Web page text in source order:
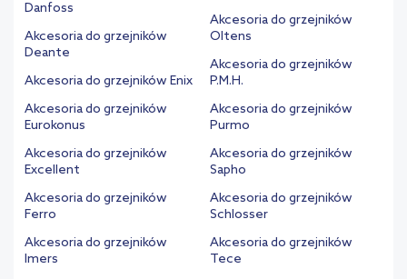
Danfoss
Akcesoria do grzejników
Deante
Akcesoria do grzejników Enix
Akcesoria do grzejników
Eurokonus
Akcesoria do grzejników
Excellent
Akcesoria do grzejników
Ferro
Akcesoria do grzejników
Imers
Akcesoria do grzejników
Oltens
Akcesoria do grzejników
P.M.H.
Akcesoria do grzejników
Purmo
Akcesoria do grzejników
Sapho
Akcesoria do grzejników
Schlosser
Akcesoria do grzejników
Tece